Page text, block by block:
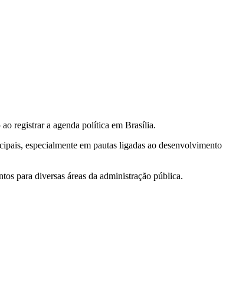
registrar a agenda política em Brasília.
especialmente em pautas ligadas ao desenvolvimento
para diversas áreas da administração pública.